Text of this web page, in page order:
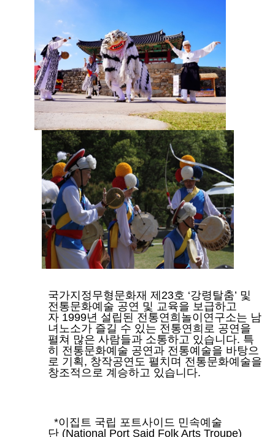
국가지정무형문화재 제23호 ‘강령탈춤’ 및
전통문화예술 공연 및 교육을 보급하고
자 1999년 설립된 전통연희놀이연구소는 남
녀노소가 즐길 수 있는 전통연희로 공연을
펼쳐 많은 사람들과 소통하고 있습니다. 특
히 전통문화예술 공연과 전통예술을 바탕으
로 기획 , 창작공연도 펼치며 전통문화예술을
창조적으로 계승하고 있습니다.
*이집트 국립 포트사이드 민속예술
단 (National Port Said Folk Arts Troupe)